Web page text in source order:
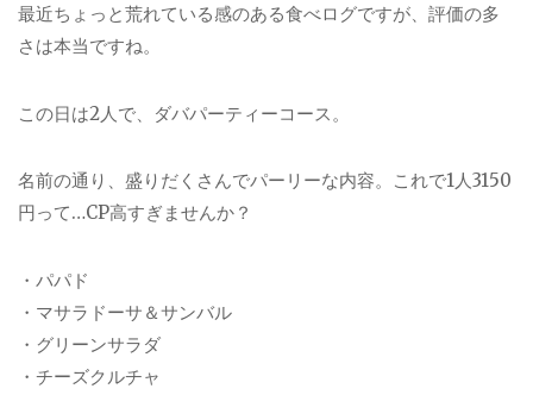
最近ちょっと荒れている感のある食べログですが、評価の多
さは本当ですね。
この日は2人で、ダバパーティーコース。
名前の通り、盛りだくさんでパーリーな内容。これで1人3150
円って…CP高すぎませんか？
・パパド
・マサラドーサ＆サンバル
・グリーンサラダ
・チーズクルチャ